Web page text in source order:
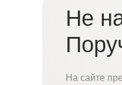
Не
На сайте